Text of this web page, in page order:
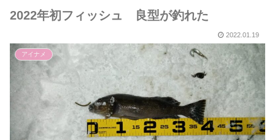
2022年初フィッシュ 良型が釣れた
2022.01.19
アイナメ